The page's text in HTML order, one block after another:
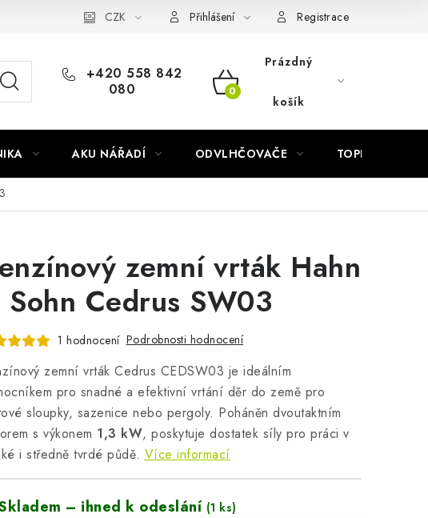
Náhradní díly Könner & Söhnen Reklamační řád
CZK Přihlášení Registrace
+420 558 842
080
NÁKUPNÍ
Prázdný
košík
AKU NÁŘADÍ ODVLHČOVAČE TOPIDLA
zemní vrták Hahn
Cedrus SW03
1 hodnocení Podrobnosti hodnocení
zemní vrták Cedrus CEDSW03 je ideálním
pro snadné a efektivní vrtání děr do země pro
sloupky, sazenice nebo pergoly. Poháněn dvoutaktním
s výkonem 1,3 kW, poskytuje dostatek síly pro práci v
i středně tvrdé půdě. Více informací
– ihned k odeslání (1 ks)